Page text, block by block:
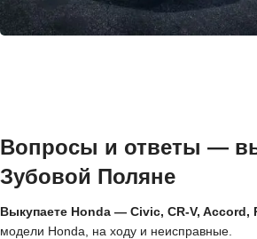
Вопросы и ответы —
Зубовой Поляне
Выкупаете Honda — Civic, CR-V, Accord,
модели Honda, на ходу и неисправные.